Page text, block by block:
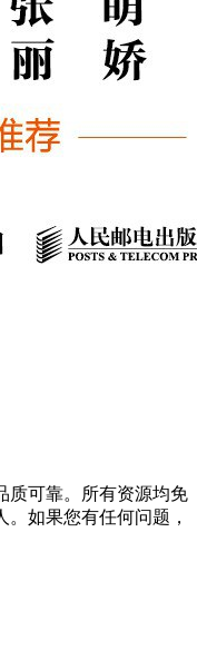
质可靠。所有资源均免
如果您有任何问题，